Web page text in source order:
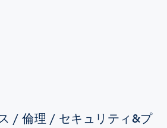
/ 倫理 / セキュリティ&プ